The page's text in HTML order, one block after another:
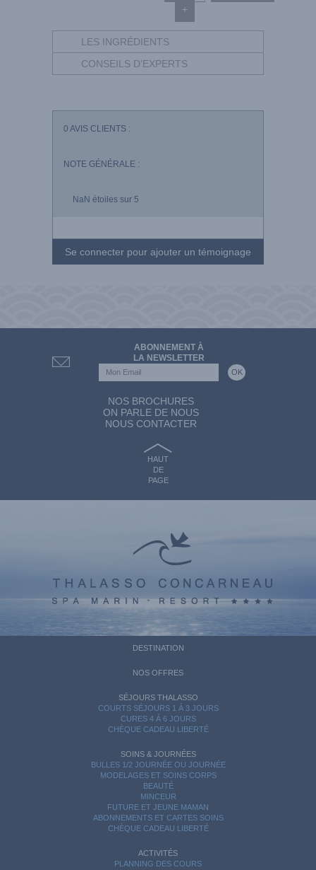
+
LES INGRÉDIENTS
CONSEILS D'EXPERTS
0 AVIS CLIENTS :
NOTE GÉNÉRALE :
NaN étoiles sur 5
Se connecter pour ajouter un témoignage
ABONNEMENT À
LA NEWSLETTER
NOS BROCHURES
ON PARLE DE NOUS
NOUS CONTACTER
HAUT
DE
PAGE
DESTINATION
NOS OFFRES
SÉJOURS THALASSO
COURTS SÉJOURS 1 À 3 JOURS
CURES 4 À 6 JOURS
CHÈQUE CADEAU LIBERTÉ
SOINS & JOURNÉES
BULLES 1/2 JOURNÉE OU JOURNÉE
MODELAGES ET SOINS CORPS
BEAUTÉ
MINCEUR
FUTURE ET JEUNE MAMAN
ABONNEMENTS ET CARTES SOINS
CHÈQUE CADEAU LIBERTÉ
ACTIVITÉS
PLANNING DES COURS